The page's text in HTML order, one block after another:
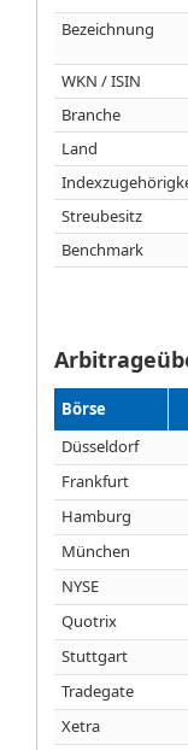
Bezeichnung
WKN / ISIN
Branche
Land
Streubesitz
Benchmark
Börse
Düsseldorf
Frankfurt
Hamburg
München
NYSE
Quotrix
Stuttgart
Tradegate
Xetra